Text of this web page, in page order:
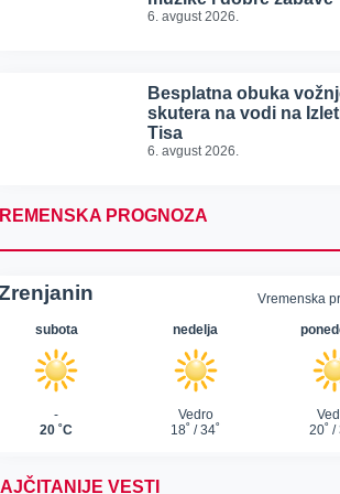
6. avgust 2026.
Besplatna obuka
skutera na vodi na
Tisa
6. avgust 2026.
PROGNOZA
VESTI